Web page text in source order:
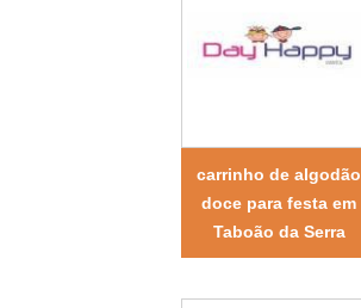
carrinho de algodão
doce para festa em
Taboão da Serra